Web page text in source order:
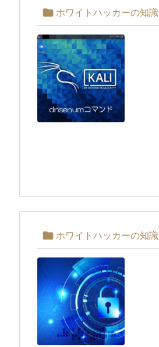
 ホワイトハッカーの知識
 ホワイトハッカーの知識